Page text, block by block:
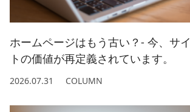
2021/ 2 (4)
ホームページはもう古い？- 今、サイ
トの価値が再定義されています。
2026.07.31 COLUMN